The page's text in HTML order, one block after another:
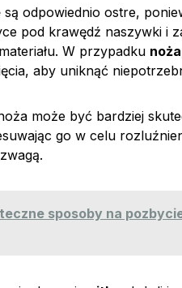
są odpowiednio ostre,
pod krawędź naszywki i
W przypadku noża
aby uniknąć
może być bardziej
go w celu
sposoby na